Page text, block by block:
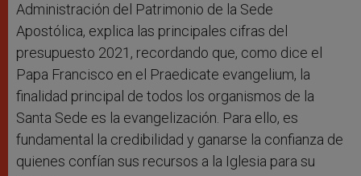
Administración del Patrimonio de la Sede
Apostólica, explica las principales cifras del
presupuesto 2021, recordando que, como dice el
Papa Francisco en el Praedicate evangelium, la
finalidad principal de todos los organismos de la
Santa Sede es la evangelización. Para ello, es
fundamental la credibilidad y ganarse la confianza de
quienes confían sus recursos a la Iglesia para su